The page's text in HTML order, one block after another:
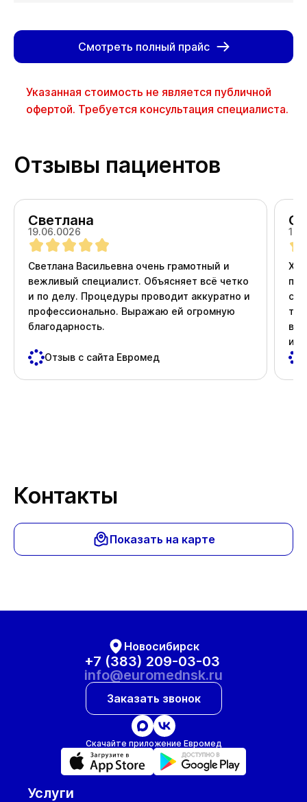
Смотреть полный прайс
Указанная стоимость не является публичной
офертой. Требуется консультация специалиста.
Отзывы пациентов
Светлана
19.06.0026
Светлана Васильевна очень грамотный и
вежливый специалист. Объясняет всё четко
и по делу. Процедуры проводит аккуратно и
профессионально. Выражаю ей огромную
благодарность.
Отзыв с сайта Евромед
и
Контакты
Показать на карте
Новосибирск
+7 (383) 209-03-03
info@euromednsk.ru
Заказать звонок
Скачайте приложение Евромед
Услуги